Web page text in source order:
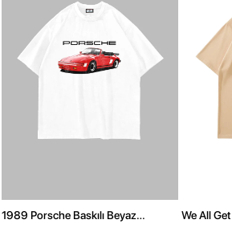
1989 Porsche Baskılı Beyaz
We All